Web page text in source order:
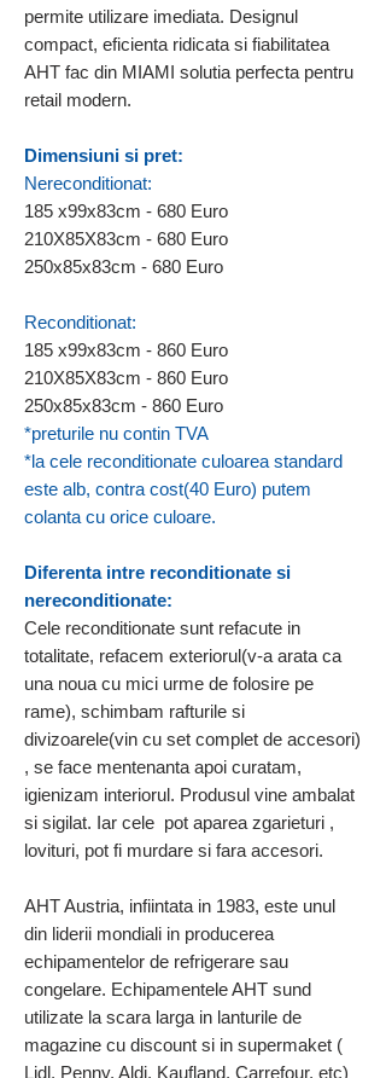
permite utilizare imediata. Designul
compact, eficienta ridicata si fiabilitatea
AHT fac din MIAMI solutia perfecta pentru
retail modern.
Dimensiuni si pret:
Nereconditionat:
185 x99x83cm - 680 Euro
210X85X83cm - 680 Euro
250x85x83cm - 680 Euro
Reconditionat:
185 x99x83cm - 860 Euro
210X85X83cm - 860 Euro
250x85x83cm - 860 Euro
*preturile nu contin TVA
*la cele reconditionate culoarea standard
este alb, contra cost(40 Euro) putem
colanta cu orice culoare.
Diferenta intre reconditionate si
nereconditionate:
Cele reconditionate sunt refacute in
totalitate, refacem exteriorul(v-a arata ca
una noua cu mici urme de folosire pe
rame), schimbam rafturile si
divizoarele(vin cu set complet de accesori)
, se face mentenanta apoi curatam,
igienizam interiorul. Produsul vine ambalat
si sigilat. Iar cele pot aparea zgarieturi ,
lovituri, pot fi murdare si fara accesori.
AHT Austria, infiintata in 1983, este unul
din liderii mondiali in producerea
echipamentelor de refrigerare sau
congelare. Echipamentele AHT sund
utilizate la scara larga in lanturile de
magazine cu discount si in supermaket (
Lidl, Penny, Aldi, Kaufland, Carrefour, etc)